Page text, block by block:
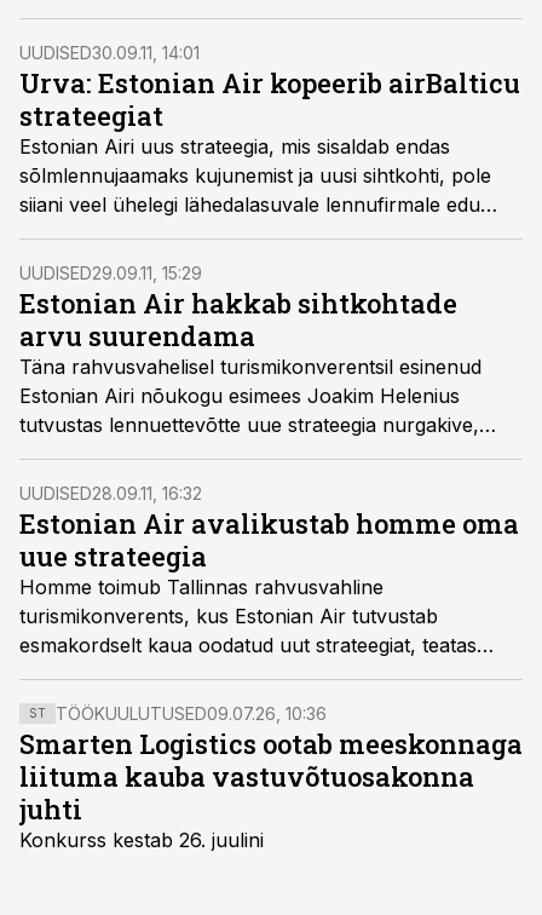
Estonian Airi ambitsioone kujundada praegune
regionaalse lennufirma ärimudel ümber suure
liinivõrgustikuga lennufirma mudeliks.
UUDISED30.09.11, 14:01
Urva: Estonian Air kopeerib airBalticu
strateegiat
Estonian Airi uus strateegia, mis sisaldab endas
sõlmlennujaamaks kujunemist ja uusi sihtkohti, pole
siiani veel ühelegi lähedalasuvale lennufirmale edu
toonud, ütles lennundusekspert ja kunagine Estonian
Airi juht Erki Urva.
UUDISED29.09.11, 15:29
Estonian Air hakkab sihtkohtade
arvu suurendama
Täna rahvusvahelisel turismikonverentsil esinenud
Estonian Airi nõukogu esimees Joakim Helenius
tutvustas lennuettevõtte uue strateegia nurgakive,
mille järgi kavandab Estonian Air oluliselt suurendada
liinivõrgustikku ning sihtkohtade arvu.
UUDISED28.09.11, 16:32
Estonian Air avalikustab homme oma
uue strateegia
Homme toimub Tallinnas rahvusvahline
turismikonverents, kus Estonian Air tutvustab
esmakordselt kaua oodatud uut strateegiat, teatas
ettevõte.
ST TÖÖKUULUTUSED09.07.26, 10:36
Smarten Logistics ootab meeskonnaga
liituma kauba vastuvõtuosakonna
juhti
Konkurss kestab 26. juulini